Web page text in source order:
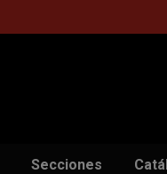
Secciones